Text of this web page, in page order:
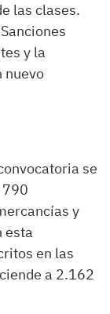
las clases.
y la
nuevo
se
y
esta
en las
a 2.162